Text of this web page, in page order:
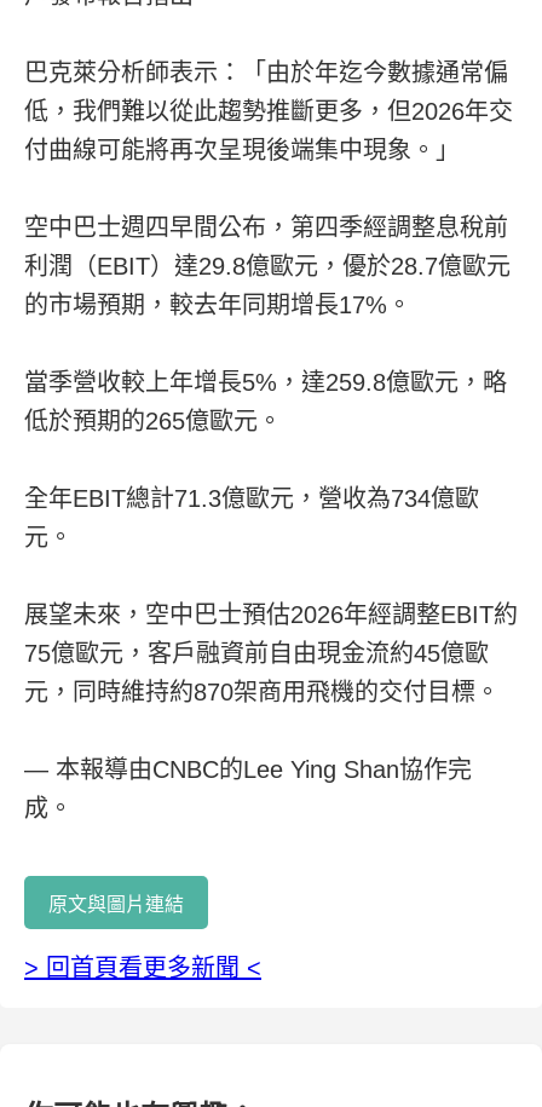
巴克萊分析師表示：「由於年迄今數據通常偏
低，我們難以從此趨勢推斷更多，但2026年交
付曲線可能將再次呈現後端集中現象。」
空中巴士週四早間公布，第四季經調整息稅前
利潤（EBIT）達29.8億歐元，優於28.7億歐元
的市場預期，較去年同期增長17%。
當季營收較上年增長5%，達259.8億歐元，略
低於預期的265億歐元。
全年EBIT總計71.3億歐元，營收為734億歐
元。
展望未來，空中巴士預估2026年經調整EBIT約
75億歐元，客戶融資前自由現金流約45億歐
元，同時維持約870架商用飛機的交付目標。
— 本報導由CNBC的Lee Ying Shan協作完
成。
原文與圖片連結
> 回首頁看更多新聞 <